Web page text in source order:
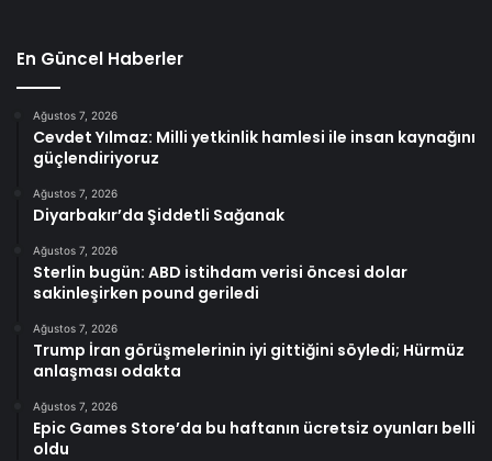
En Güncel Haberler
Ağustos 7, 2026
Cevdet Yılmaz: Milli yetkinlik hamlesi ile insan kaynağını
güçlendiriyoruz
Ağustos 7, 2026
Diyarbakır’da Şiddetli Sağanak
Ağustos 7, 2026
Sterlin bugün: ABD istihdam verisi öncesi dolar
sakinleşirken pound geriledi
Ağustos 7, 2026
Trump İran görüşmelerinin iyi gittiğini söyledi; Hürmüz
anlaşması odakta
Ağustos 7, 2026
Epic Games Store’da bu haftanın ücretsiz oyunları belli
oldu